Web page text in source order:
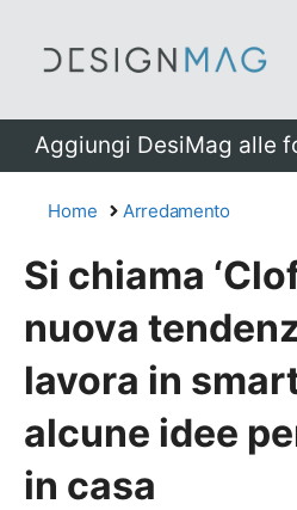
Aggiungi DesiMag alle
Home Arredamento
Si chiama
nuova
lavora in
alcune idee
in casa